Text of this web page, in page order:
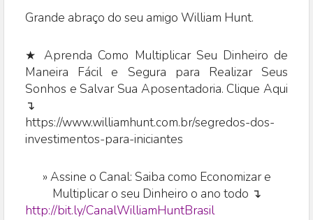
Grande abraço do seu amigo William Hunt.
★ Aprenda Como Multiplicar Seu Dinheiro de
Maneira Fácil e Segura para Realizar Seus
Sonhos e Salvar Sua Aposentadoria. Clique Aqui
↴
https://www.williamhunt.com.br/segredos-dos-
investimentos-para-iniciantes
»Assine o Canal: Saiba como Economizar e
Multiplicar o seu Dinheiro o ano todo ↴
http://bit.ly/CanalWilliamHuntBrasil